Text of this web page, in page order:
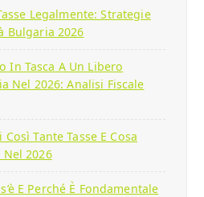
Legalmente: Strategie
Bulgaria 2026
In Tasca A Un Libero
Nel 2026: Analisi Fiscale
Tante Tasse E Cosa
2026
E Perché È Fondamentale